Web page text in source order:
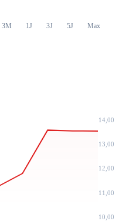
3M 1J 3J 5J Max
14,00
13,00
12,00
11,00
10,00